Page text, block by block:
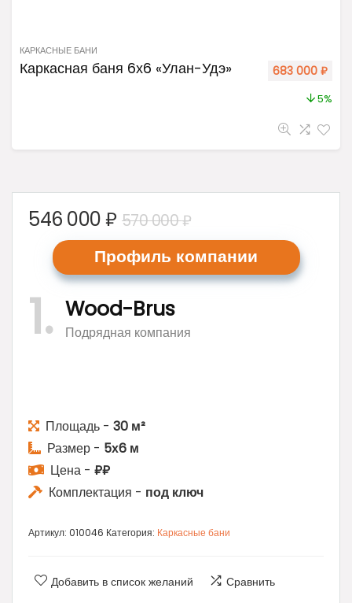
КАРКАСНЫЕ БАНИ
Каркасная баня 6х6 «Улан-Удэ» 683 000 ₽
5%
570 000₽
546 000₽
Профиль компании
1 Wood-Brus
Подрядная компания
Площадь - 30 м²
Размер - 5х6 м
Цена - ₽₽
Комплектация - под ключ
Артикул: 010046 Категория: Каркасные бани
Добавить в список желаний Сравнить